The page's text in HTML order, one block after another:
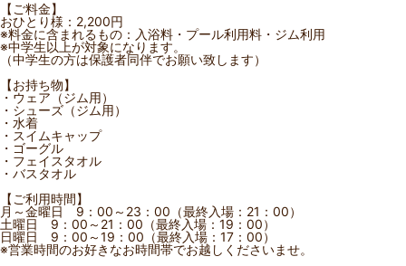
【ご料金】
おひとり様：2,200円
※料金に含まれるもの：入浴料・プール利用料・ジム利用
※中学生以上が対象になります。
（中学生の方は保護者同伴でお願い致します）
【お持ち物】
・ウェア（ジム用）
・シューズ（ジム用）
・水着
・スイムキャップ
・ゴーグル
・フェイスタオル
・バスタオル
【ご利用時間】
月～金曜日 9：00～23：00（最終入場：21：00）
土曜日 9：00～21：00（最終入場：19：00）
日曜日 9：00～19：00（最終入場：17：00）
※営業時間のお好きなお時間帯でお越しくださいませ。